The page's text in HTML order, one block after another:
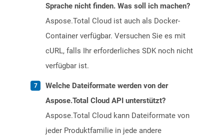
Sprache nicht finden. Was soll ich machen?
Aspose.Total Cloud ist auch als Docker-
Container verfügbar. Versuchen Sie es mit
cURL, falls Ihr erforderliches SDK noch nicht
verfügbar ist.
Welche Dateiformate werden von der
Aspose.Total Cloud API unterstützt?
Aspose.Total Cloud kann Dateiformate von
jeder Produktfamilie in jede andere